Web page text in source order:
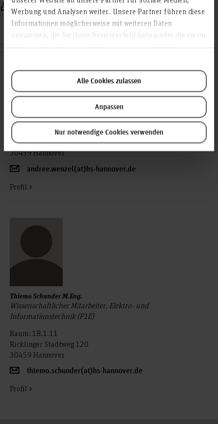
Werbung und Analysen weiter. Unsere Partner führen diese
Informationen möglicherweise mit weiteren Daten
zusammen, die Sie ihnen bereitgestellt haben oder die sie im
Alle Cookies zulassen
Anpassen
Nur notwendige Cookies verwenden
Kontakt
Prof. Dr.-Ing. Andree Wenzel
Professor, Elektro- und Informationstechnik (F1E)
Raum: 1E.1.08
Ricklinger Stadtweg 120
30459 Hannover
andree.wenzel(at)hs-hannover.de
Profil
Thiemo Schunder M.Eng.
Wissenschaftlicher Mitarbeiter, Elektro- und
Informationstechnik (F1E)
Raum: 1B.1.11
Ricklinger Stadtweg 120
30459 Hannover
thiemo.schunder(at)hs-hannover.de
Profil